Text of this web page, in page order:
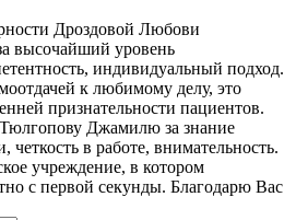
Дроздовой Любови
высочайший уровень
индивидуальный подход.
к любимому делу, это
признательности пациентов.
Джамилю за знание
четкость в работе, внимательность.
учреждение, в котором
с первой секунды. Благодарю Вас